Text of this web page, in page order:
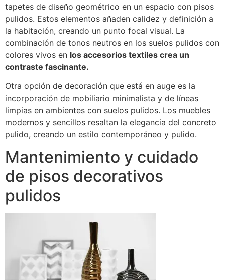
tapetes de diseño geométrico en un espacio con pisos
pulidos. Estos elementos añaden calidez y definición a
la habitación, creando un punto focal visual. La
combinación de tonos neutros en los suelos pulidos con
colores vivos en los accesorios textiles crea un
contraste fascinante.
Otra opción de decoración que está en auge es la
incorporación de mobiliario minimalista y de líneas
limpias en ambientes con suelos pulidos. Los muebles
modernos y sencillos resaltan la elegancia del concreto
pulido, creando un estilo contemporáneo y pulido.
Mantenimiento y cuidado
de pisos decorativos
pulidos